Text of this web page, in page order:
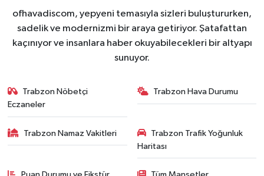
ofhavadiscom, yepyeni temasıyla sizleri buluştururken,
sadelik ve modernizmi bir araya getiriyor. Şatafattan
kaçınıyor ve insanlara haber okuyabilecekleri bir altyapı
sunuyor.
Trabzon Nöbetçi
Eczaneler
Trabzon Hava Durumu
Trabzon Namaz Vakitleri
Trabzon Trafik Yoğunluk
Haritası